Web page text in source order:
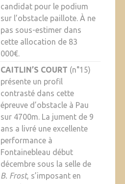
candidat pour le podium
sur l’obstacle paillote. À ne
pas sous-estimer dans
cette allocation de 83
000€.
CAITLIN’S COURT (n°15)
présente un profil
contrasté dans cette
épreuve d’obstacle à Pau
sur 4700m. La jument de 9
ans a livré une excellente
performance à
Fontainebleau début
décembre sous la selle de
B. Frost, s’imposant en